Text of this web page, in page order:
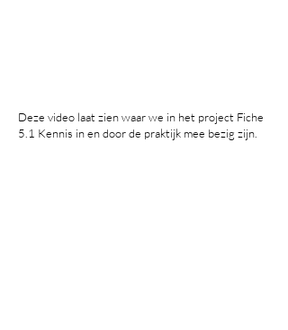
Deze video laat zien waar we in het project Fiche
5.1 Kennis in en door de praktijk mee bezig zijn.